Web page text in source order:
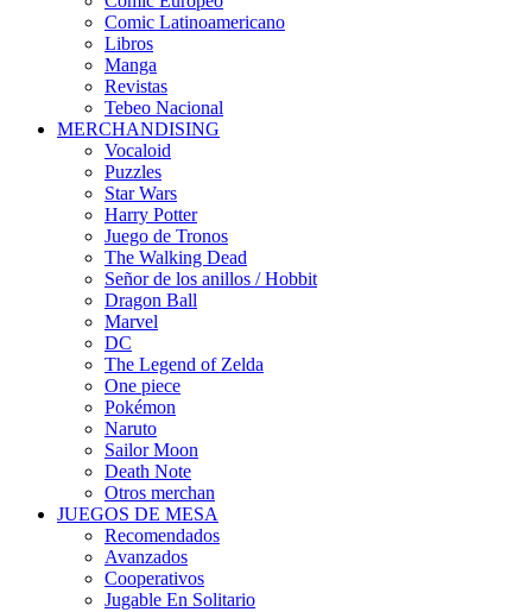
Comic Latinoamericano
Libros
Manga
Revistas
Tebeo Nacional
MERCHANDISING
Vocaloid
Puzzles
Star Wars
Harry Potter
Juego de Tronos
The Walking Dead
Señor de los anillos / Hobbit
Dragon Ball
Marvel
DC
The Legend of Zelda
One piece
Pokémon
Naruto
Sailor Moon
Death Note
Otros merchan
JUEGOS DE MESA
Recomendados
Avanzados
Cooperativos
Jugable En Solitario